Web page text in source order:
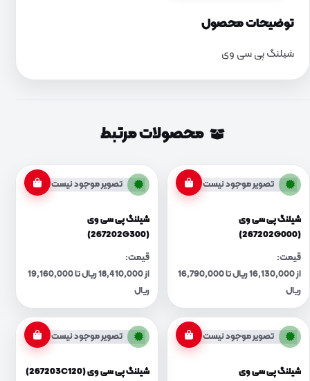
توضیحات محصول
شیلنگ پی سی وی
محصولات مرتبط
تصویر موجود نیست
شیلنگ پی سی وی
(267202G000)
قیمت:
از 16,130,000 ریال تا 16,790,000
ریال
تصویر موجود نیست
شیلنگ پی سی وی
(267202G300)
قیمت:
از 18,410,000 ریال تا 19,160,000
ریال
تصویر موجود نیست
شیلنگ پی سی وی
تصویر موجود نیست
شیلنگ پی سی وی (267203C120)